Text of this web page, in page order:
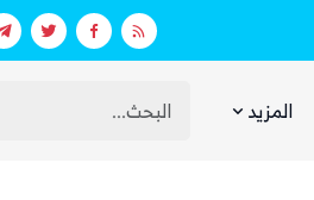
المزيد